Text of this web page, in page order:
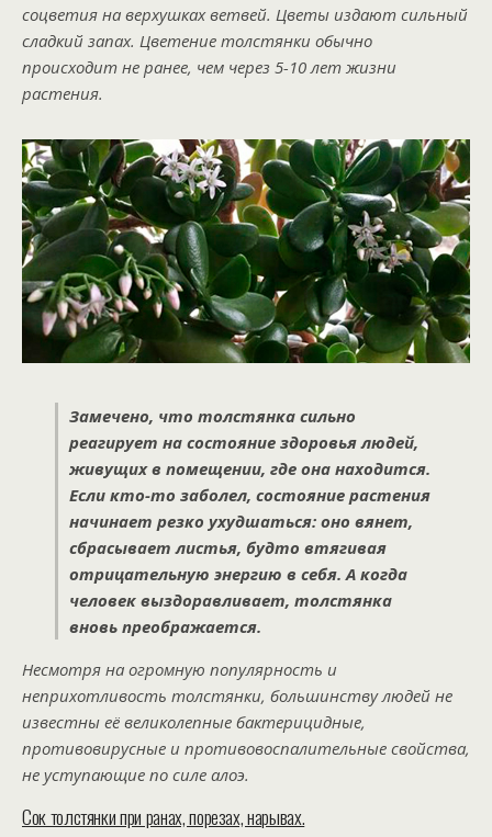
соцветия на верхушках ветвей. Цветы издают сильный
сладкий запах. Цветение толстянки обычно
происходит не ранее, чем через 5-10 лет жизни
растения.
Замечено, что толстянка сильно
реагирует на состояние здоровья людей,
живущих в помещении, где она находится.
Если кто-то заболел, состояние растения
начинает резко ухудшаться: оно вянет,
сбрасывает листья, будто втягивая
отрицательную энергию в себя. А когда
человек выздоравливает, толстянка
вновь преображается.
Несмотря на огромную популярность и
неприхотливость толстянки, большинству людей не
известны её великолепные бактерицидные,
противовирусные и противовоспалительные свойства,
не уступающие по силе алоэ.
Сок толстянки при ранах, порезах, нарывах.